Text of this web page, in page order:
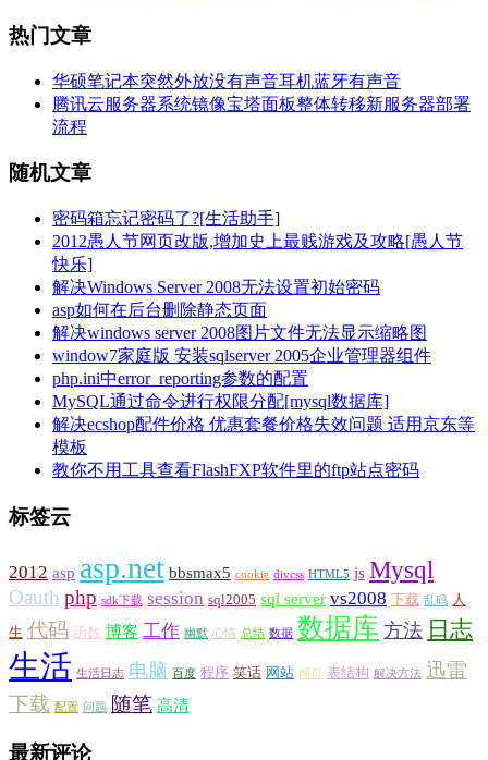
热门文章
华硕笔记本突然外放没有声音耳机蓝牙有声音
腾讯云服务器系统镜像宝塔面板整体转移新服务器部署
流程
随机文章
密码箱忘记密码了?[生活助手]
2012愚人节网页改版,增加史上最贱游戏及攻略[愚人节
快乐]
解决Windows Server 2008无法设置初始密码
asp如何在后台删除静态页面
解决windows server 2008图片文件无法显示缩略图
window7家庭版 安装sqlserver 2005企业管理器组件
php.ini中error_reporting参数的配置
MySQL通过命令进行权限分配[mysql数据库]
解决ecshop配件价格 优惠套餐价格失效问题 适用京东等
模板
教你不用工具查看FlashFXP软件里的ftp站点密码
标签云
2012 asp asp.net bbsmax5 cookie divcss HTML5 js Mysql
Oauth php sdk下载 session sql2005 sql server vs2008 下载 乱码 人
生 代码 函数 博客 工作 幽默 心情 总结 数据 数据库 方法 日志
生活 生活日志 电脑 百度 程序 笑话 网站 网页 表结构 解决方法 迅雷
下载 配置 问题 随笔 高清
最新评论